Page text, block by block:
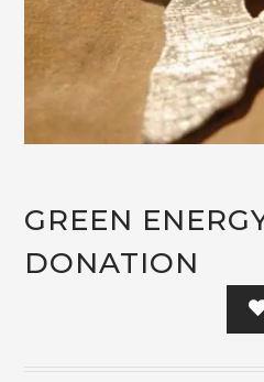
GREEN
DONATION